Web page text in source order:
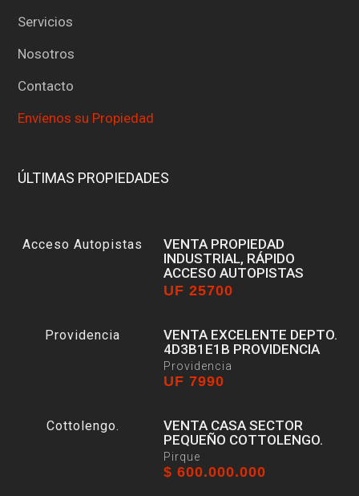
Servicios
Nosotros
Contacto
Envíenos su Propiedad
ÚLTIMAS PROPIEDADES
VENTA PROPIEDAD
INDUSTRIAL, RÁPIDO
ACCESO AUTOPISTAS
Estación Central
UF 25700
VENTA EXCELENTE DEPTO.
4D3B1E1B PROVIDENCIA
Providencia
UF 7990
VENTA CASA SECTOR
PEQUEÑO COTTOLENGO.
Pirque
$ 600.000.000